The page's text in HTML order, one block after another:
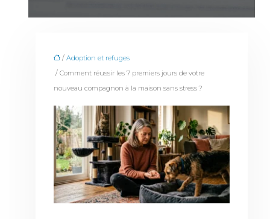
/Adoption et refuges
/ Comment réussir les 7 premiers jours de votre
nouveau compagnon à la maison sans stress ?